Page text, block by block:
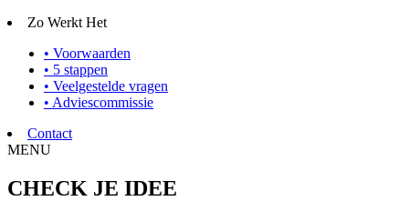
Zo Werkt Het
• Voorwaarden
• 5 stappen
• Veelgestelde vragen
• Adviescommissie
Contact
MENU
CHECK JE IDEE